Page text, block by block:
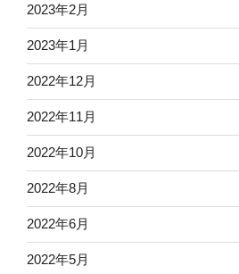
2023年2月
2023年1月
2022年12月
2022年11月
2022年10月
2022年8月
2022年6月
2022年5月